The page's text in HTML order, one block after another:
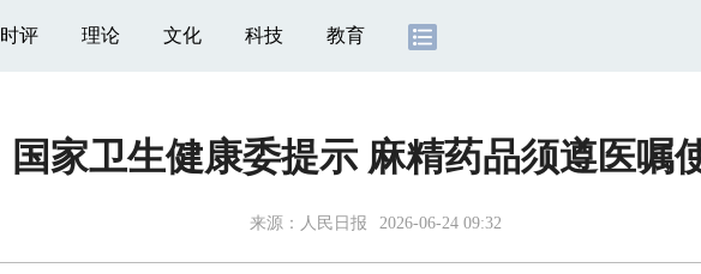
时评 理论 文化 科技 教育
国家卫生健康委提示 麻精药品须遵医嘱
来源： 人民日报 2026-06-24 09:32